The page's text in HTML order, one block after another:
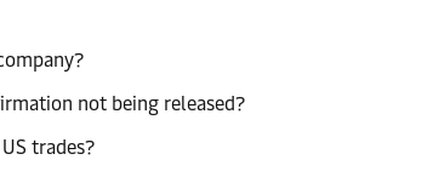
not being released?
trades?